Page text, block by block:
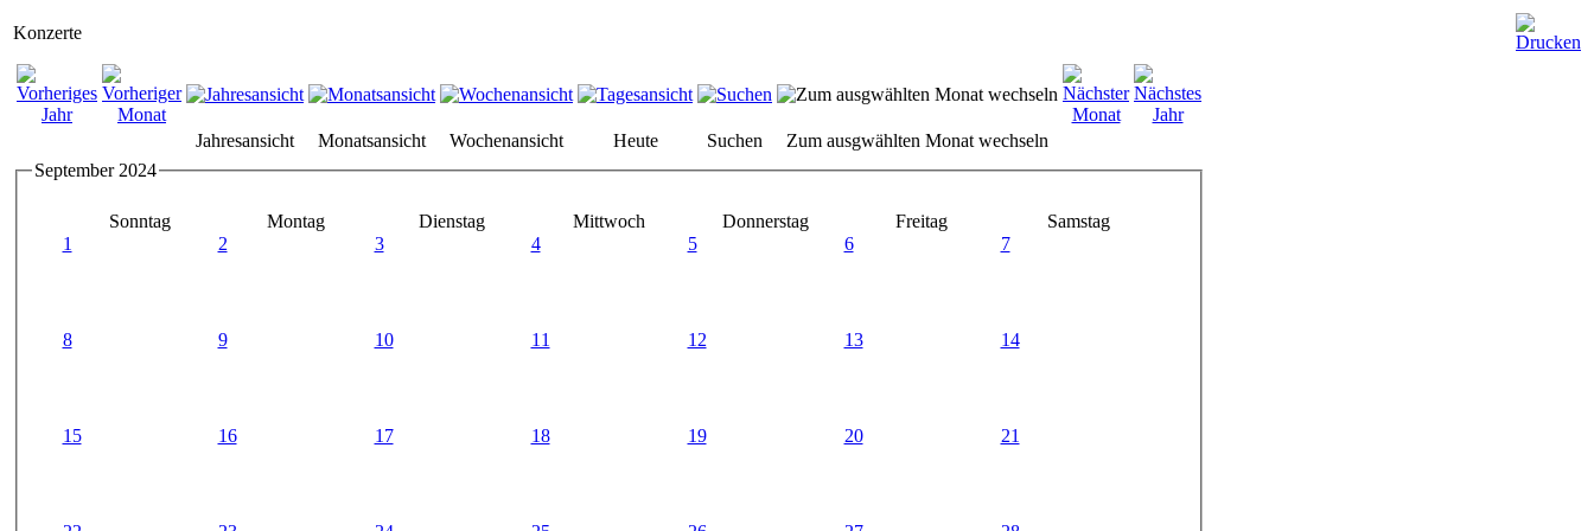
Konzerte
Jahresansicht Monatsansicht Wochenansicht Heute Suchen
Zum ausgwählten Monat wechseln
September 2024
Sonntag Montag Dienstag Mittwoch Donnerstag Freitag
Samstag
1
2 3 4 5 6 7
8 9 10 11 12 13 14
15 16 17 18 19 20 21